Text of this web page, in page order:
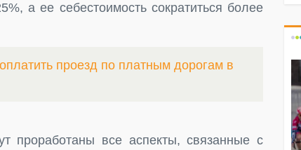
а ее себестоимость сократиться более
проезд по платным дорогам в
проработаны все аспекты, связанные с